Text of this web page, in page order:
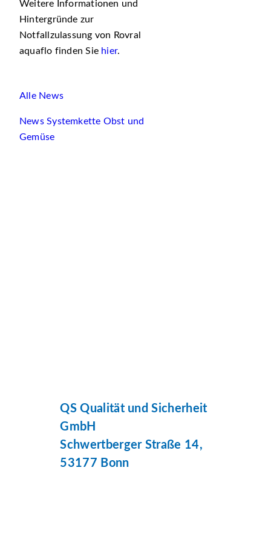
Weitere Informationen und
Hintergründe zur
Notfallzulassung von Rovral
aquaflo finden Sie hier.
Alle News
News Systemkette Obst und
Gemüse
QS Qualität und Sicherheit
GmbH
Schwertberger Straße 14,
53177 Bonn